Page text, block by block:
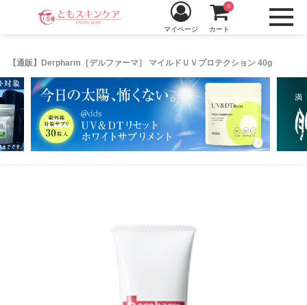
【通販】Derpharm［デルファーマ］ マイルドＵＶプロテクション 40g
マイページ カート
0